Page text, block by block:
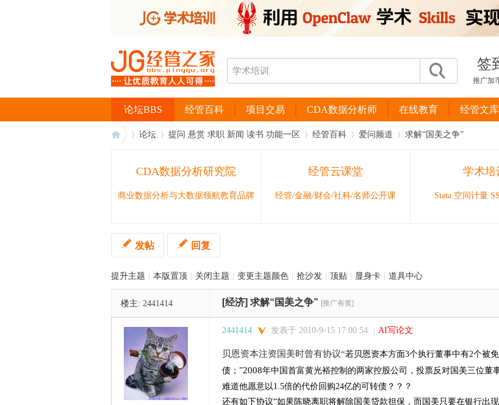
签
推广加
经管百科 项目交易 CDA数据分析师 在线教育 经管文库
论坛BBS
论坛 提问 悬赏 求职 新闻 读书 功能一区 经管百科 爱问频道 求解“国美之争”
CDA数据分析研究院
商业数据分析与大数据领航教育品牌
经管云课堂
经管/金融/财会/社科/名师公开课
学术培
Stata 空间计量
发帖 回复
提升主题 本版置顶 关闭主题 变更主题颜色 抢沙发 顶贴 显身卡 道具中心
楼主: 2441414 [经济] 求解“国美之争” [推广有奖]
2441414 发表于 2010-9-15 17:00:54 AI写论文
贝恩资本注资国美时曾有协议“若贝恩资本方面3个执行董事中有2个被
债；”2008年中国首富黄光裕控制的两家控股公司，投票反对国美三位董
难道他愿意以1.5倍的代价回购24亿的可转债？？？
还有如下协议“如果陈晓离职将解除国美贷款担保，而国美只要在银行出